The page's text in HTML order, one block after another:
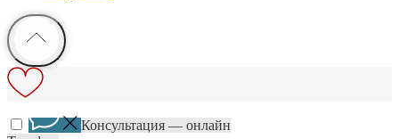
Консультация — онлайн